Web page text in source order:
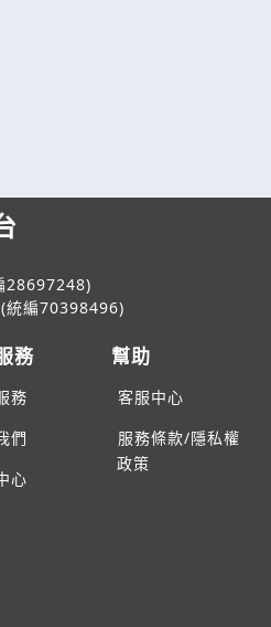
28697248)
統編70398496)
務
務
們
心
幫助
客服中心
服務條款/隱私權
政策